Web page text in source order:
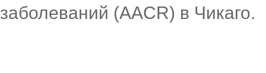
заболеваний (AACR) в Чикаго.